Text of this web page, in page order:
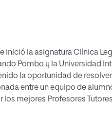
inició la asignatura Clínica
Pombo y la Universidad
la oportunidad de
entre un equipo de
mejores Profesores
rigor jurídico y con
y contestaciones, las